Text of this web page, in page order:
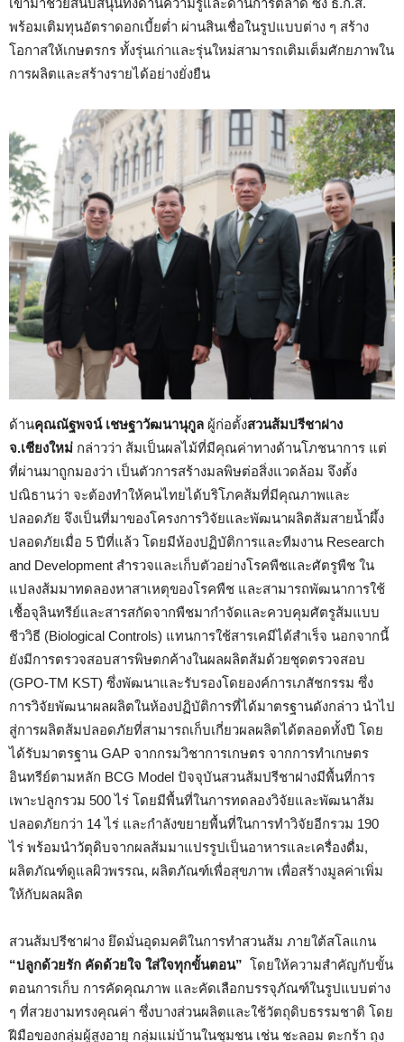
เข้ามาช่วยสนับสนุนทั้งด้านความรู้และด้านการตลาด ซึ่ง ธ.ก.ส.
พร้อมเติมทุนอัตราดอกเบี้ยต่ำ ผ่านสินเชื่อในรูปแบบต่าง ๆ สร้าง
โอกาสให้เกษตรกร ทั้งรุ่นเก่าและรุ่นใหม่สามารถเติมเต็มศักยภาพใน
การผลิตและสร้างรายได้อย่างยั่งยืน
ด้านคุณณัฐพจน์ เชษฐาวัฒนานุกูล ผู้ก่อตั้งสวนส้มปรีชาฝาง
จ.เชียงใหม่ กล่าวว่า ส้มเป็นผลไม้ที่มีคุณค่าทางด้านโภชนาการ แต่
ที่ผ่านมาถูกมองว่า เป็นตัวการสร้างมลพิษต่อสิ่งแวดล้อม จึงตั้ง
ปณิธานว่า จะต้องทำให้คนไทยได้บริโภคส้มที่มีคุณภาพและ
ปลอดภัย จึงเป็นที่มาของโครงการวิจัยและพัฒนาผลิตส้มสายน้ำผึ้ง
ปลอดภัยเมื่อ 5 ปีที่แล้ว โดยมีห้องปฏิบัติการและทีมงาน Research
and Development สำรวจและเก็บตัวอย่างโรคพืชและศัตรูพืช ใน
แปลงส้มมาทดลองหาสาเหตุของโรคพืช และสามารถพัฒนาการใช้
เชื้อจุลินทรีย์และสารสกัดจากพืชมากำจัดและควบคุมศัตรูส้มแบบ
ชีววิธี (Biological Controls) แทนการใช้สารเคมีได้สำเร็จ นอกจากนี้
ยังมีการตรวจสอบสารพิษตกค้างในผลผลิตส้มด้วยชุดตรวจสอบ
(GPO-TM KST) ซึ่งพัฒนาและรับรองโดยองค์การเภสัชกรรม ซึ่ง
การวิจัยพัฒนาผลผลิตในห้องปฏิบัติการที่ได้มาตรฐานดังกล่าว นำไป
สู่การผลิตส้มปลอดภัยที่สามารถเก็บเกี่ยวผลผลิตได้ตลอดทั้งปี โดย
ได้รับมาตรฐาน GAP จากกรมวิชาการเกษตร จากการทำเกษตร
อินทรีย์ตามหลัก BCG Model ปัจจุบันสวนส้มปรีชาฝางมีพื้นที่การ
เพาะปลูกรวม 500 ไร่ โดยมีพื้นที่ในการทดลองวิจัยและพัฒนาส้ม
ปลอดภัยกว่า 14 ไร่ และกำลังขยายพื้นที่ในการทำวิจัยอีกรวม 190
ไร่ พร้อมนำวัตุดิบจากผลส้มมาแปรรูปเป็นอาหารและเครื่องดื่ม,
ผลิตภัณฑ์ดูแลผิวพรรณ, ผลิตภัณฑ์เพื่อสุขภาพ เพื่อสร้างมูลค่าเพิ่ม
ให้กับผลผลิต
สวนส้มปรีชาฝาง ยึดมั่นอุดมคติในการทำสวนส้ม ภายใต้สโลแกน
“ปลูกด้วยรัก คัดด้วยใจ ใส่ใจทุกขั้นตอน” โดยให้ความสำคัญกับขั้น
ตอนการเก็บ การคัดคุณภาพ และคัดเลือกบรรจุภัณฑ์ในรูปแบบต่าง
ๆ ที่สวยงามทรงคุณค่า ซึ่งบางส่วนผลิตและใช้วัตถุดิบธรรมชาติ โดย
ฝีมือของกลุ่มผู้สูงอายุ กลุ่มแม่บ้านในชุมชน เช่น ชะลอม ตะกร้า ถุง